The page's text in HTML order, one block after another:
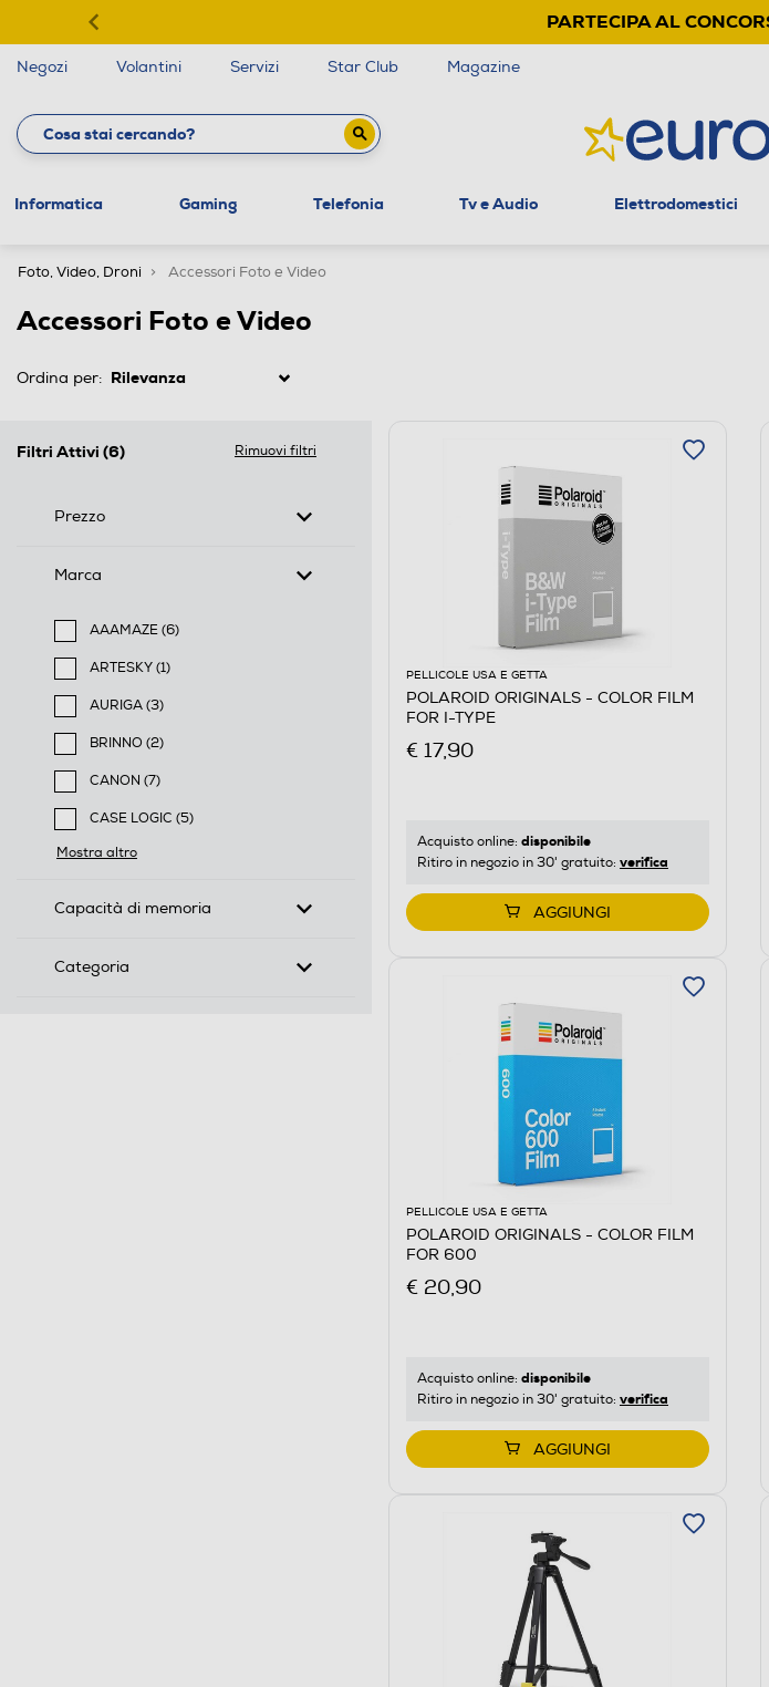
PARTECIPA AL
Negozi Volantini Servizi Star Club Magazine
Informatica Gaming Telefonia Tv e Audio Elettrodomestici
Foto, Video, Droni Accessori Foto e Video
Accessori Foto e Video
Ordina per:
Filtri Attivi (6) Rimuovi filtri
Prezzo
Marca
AAAMAZE (6)
Filtra per Marca: AAAMAZE
ARTESKY (1)
Filtra per Marca: ARTESKY
AURIGA (3)
Filtra per Marca: AURIGA
BRINNO (2)
Filtra per Marca: BRINNO
CANON (7)
Filtra per Marca: CANON
CASE LOGIC (5)
Filtra per Marca: CASE LOGIC
Mostra altro
Capacità di memoria
Categoria
PELLICOLE USA E GETTA
POLAROID ORIGINALS - COLOR FILM
FOR I-TYPE
€ 17,90
Acquisto online: disponibile
Ritiro in negozio in 30' gratuito: verifica
AGGIUNGI
PELLICOLE USA E GETTA
POLAROID ORIGINALS - COLOR FILM
FOR 600
€ 20,90
Acquisto online: disponibile
Ritiro in negozio in 30' gratuito: verifica
AGGIUNGI